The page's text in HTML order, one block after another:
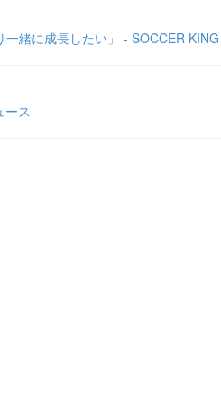
緒に成長したい」 - SOCCER KING
ース